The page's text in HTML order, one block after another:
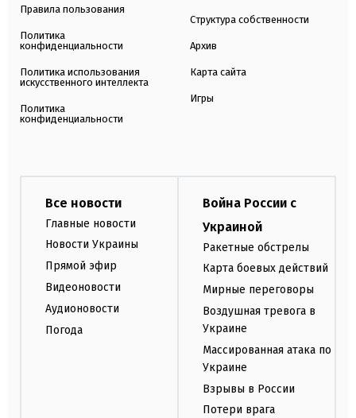
Правила пользования
Политика
конфиденциальности
Политика использования
искусственного интеллекта
Политика
конфиденциальности
Структура собственности
Архив
Карта сайта
Игры
Все новости
Главные новости
Новости Украины
Прямой эфир
Видеоновости
Аудионовости
Погода
Война России с
Украиной
Ракетные обстрелы
Карта боевых действий
Мирные переговоры
Воздушная тревога в
Украине
Массированная атака по
Украине
Взрывы в России
Потери врага